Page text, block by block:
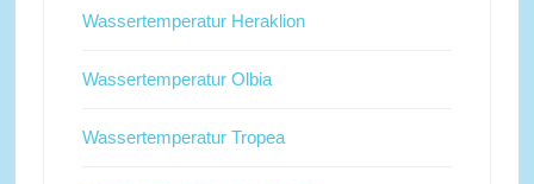
Wassertemperatur Heraklion
Wassertemperatur Olbia
Wassertemperatur Tropea